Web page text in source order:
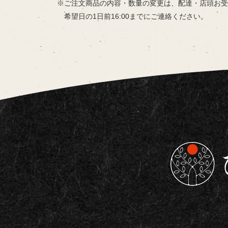
ご注文商品の内容・数量の変更は、 配達・店頭お
希望日の1日前16:00までにご連絡ください。
東京都板橋区